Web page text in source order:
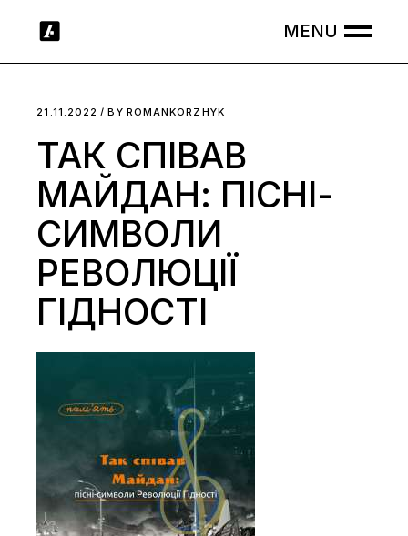
21.11.2022 BY ROMANKORZHYK
ТАК СПІВАВ
МАЙДАН: ПІСНІ-
СИМВОЛИ
РЕВОЛЮЦІЇ
ГІДНОСТІ